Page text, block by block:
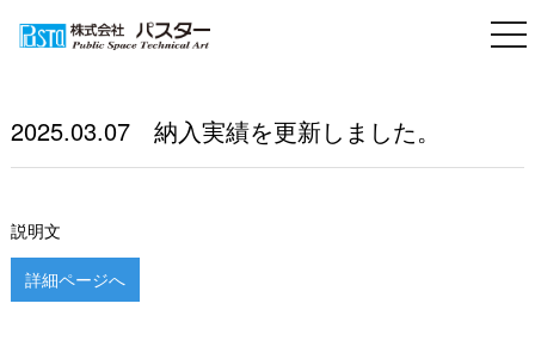
2025.03.07 納入実績を更新しました。
説明文
詳細ページへ